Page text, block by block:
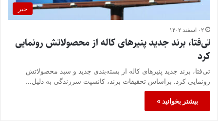
خبر
۰۲ اسفند ۱۴۰۲
تی‌فتا، برند جدید پنیرهای کاله از محصولاتش رونمایی
کرد
تی‌فتا، برند جدید پنیرهای کاله از بسته‌بندی جدید و سبد محصولاتش
رونمایی کرد. براساس تحقیقات برند، کانسپت سرزندگی به دلیل…
بیشتر بخوانید »